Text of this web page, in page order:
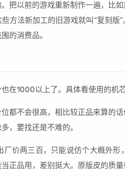
把以前的游戏重新制作一遍，比
方法新加工的旧游戏就叫“复刻版
的消费品。
在1000以上了。具体看使用的机
都不会很高，相比较正品来算的
，要找还是不难的。
厂价两三百，只能说仿个大概外
正品用，差别挺大。原版皮的质